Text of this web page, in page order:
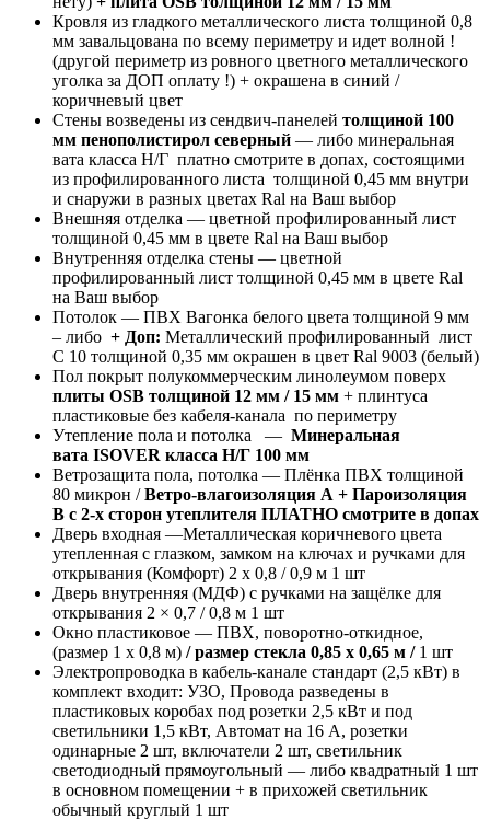
Кровля из гладкого металлического листа толщиной 0,8
мм завальцована по всему периметру и идет волной !
(другой периметр из ровного цветного металлического
уголка за ДОП оплату !) + окрашена в синий /
коричневый цвет
Стены возведены из сендвич-панелей толщиной 100
мм пенополистирол северный — либо минеральная
вата класса Н/Г платно смотрите в допах, состоящими
из профилированного листа толщиной 0,45 мм внутри
и снаружи в разных цветах Ral на Ваш выбор
Внешняя отделка — цветной профилированный лист
толщиной 0,45 мм в цвете Ral на Ваш выбор
Внутренняя отделка стены — цветной
профилированный лист толщиной 0,45 мм в цвете Ral
на Ваш выбор
Потолок — ПВХ Вагонка белого цвета толщиной 9 мм
– либо + Доп: Металлический профилированный лист
С 10 толщиной 0,35 мм окрашен в цвет Ral 9003 (белый)
Пол покрыт полукоммерческим линолеумом поверх
плиты OSB толщиной 12 мм / 15 мм + плинтуса
пластиковые без кабеля-канала по периметру
Утепление пола и потолка — Минеральная
вата ISOVER класса Н/Г 100 мм
Ветрозащита пола, потолка — Плёнка ПВХ толщиной
80 микрон /Ветро-влагоизоляция А + Пароизоляция
В с 2-х сторон утеплителя ПЛАТНО смотрите в допах
Дверь входная —Металлическая коричневого цвета
утепленная с глазком, замком на ключах и ручками для
открывания (Комфорт) 2 х 0,8 / 0,9 м 1 шт
Дверь внутренняя (МДФ) с ручками на защёлке для
открывания 2 × 0,7 / 0,8 м 1 шт
Окно пластиковое — ПВХ, поворотно-откидное,
(размер 1 х 0,8 м) / размер стекла 0,85 х 0,65 м /1 шт
Электропроводка в кабель-канале стандарт (2,5 кВт) в
комплект входит: УЗО, Провода разведены в
пластиковых коробах под розетки 2,5 кВт и под
светильники 1,5 кВт, Автомат на 16 А, розетки
одинарные 2 шт, включатели 2 шт, светильник
светодиодный прямоугольный — либо квадратный 1 шт
в основном помещении + в прихожей светильник
обычный круглый 1 шт